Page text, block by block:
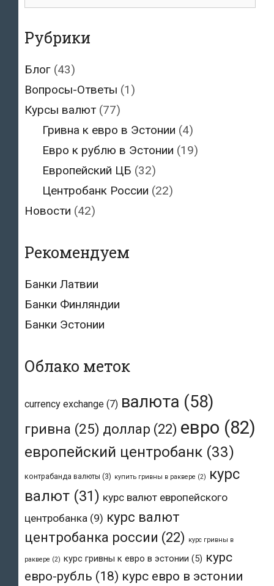
Рубрики
Блог (43)
Вопросы-Ответы (1)
Курсы валют (77)
Гривна к евро в Эстонии (4)
Евро к рублю в Эстонии (19)
Европейский ЦБ (32)
Центробанк России (22)
Новости (42)
Рекомендуем
Банки Латвии
Банки Финляндии
Банки Эстонии
Облако меток
currency exchange (7) валюта (58)
гривна (25) доллар (22) евро (82)
европейский центробанк (33)
контрабанда валюты (3) купить гривны в раквере (2)
курс
валют (31) курс валют европейского
центробанка (9) курс валют
центробанка россии (22) курс гривны в
раквере (2) курс гривны к евро в эстонии (5) курс
евро-рубль (18) курс евро в эстонии